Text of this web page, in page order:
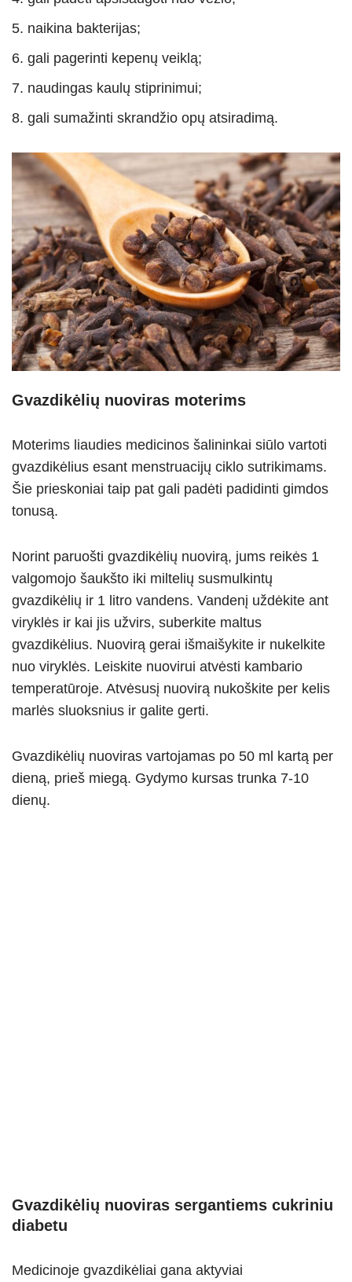
naikina bakterijas;
gali pagerinti kepenų veiklą;
naudingas kaulų stiprinimui;
gali sumažinti skrandžio opų atsiradimą.
Gvazdikėlių nuoviras moterims
Moterims liaudies medicinos šalininkai siūlo vartoti
gvazdikėlius esant menstruacijų ciklo sutrikimams.
Šie prieskoniai taip pat gali padėti padidinti gimdos
tonusą.
Norint paruošti gvazdikėlių nuovirą, jums reikės 1
valgomojo šaukšto iki miltelių susmulkintų
gvazdikėlių ir 1 litro vandens. Vandenį uždėkite ant
viryklės ir kai jis užvirs, suberkite maltus
gvazdikėlius. Nuovirą gerai išmaišykite ir nukelkite
nuo viryklės. Leiskite nuovirui atvėsti kambario
temperatūroje. Atvėsusį nuovirą nukoškite per kelis
marlės sluoksnius ir galite gerti.
Gvazdikėlių nuoviras vartojamas po 50 ml kartą per
dieną, prieš miegą. Gydymo kursas trunka 7-10
dienų.
Gvazdikėlių nuoviras sergantiems cukriniu
diabetu
Medicinoje gvazdikėliai gana aktyviai